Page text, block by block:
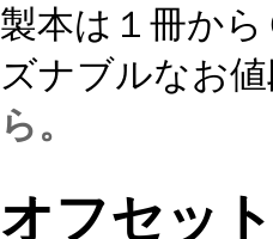
製本は１冊か
ズナブルなお
ら。
オフセッ